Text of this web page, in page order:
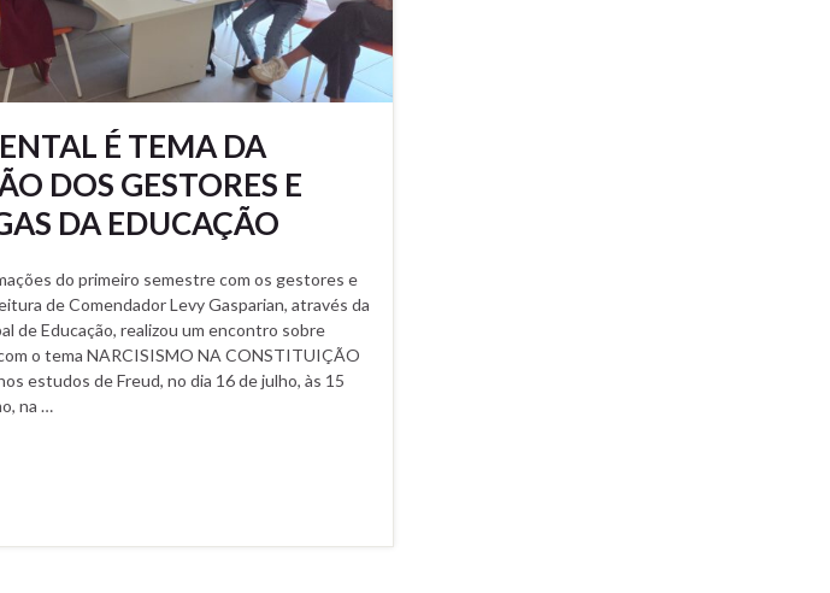
É TEMA DA
DOS GESTORES E
DA EDUCAÇÃO
do primeiro semestre com os gestores e
de Comendador Levy Gasparian, através da
de Educação, realizou um encontro sobre
o tema NARCISISMO NA CONSTITUIÇÃO
estudos de Freud, no dia 16 de julho, às 15
na …